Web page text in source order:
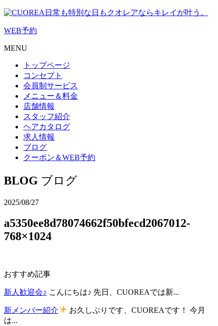
日常も特別な日もクオレアならキレイが叶う。
WEB予約
MENU
トップページ
コンセプト
会員制サービス
メニュー＆料金
店舗情報
スタッフ紹介
ヘアカタログ
求人情報
ブログ
クーポン＆WEB予約
BLOG ブログ
2025/08/27
a5350ee8d78074662f50bfecd2067012-
768×1024
おすすめ記事
新人歓迎会♪ こんにちは♪ 先日、CUOREAでは新...
新メンバー紹介
お久しぶりです、CUOREAです！ 今月
は...